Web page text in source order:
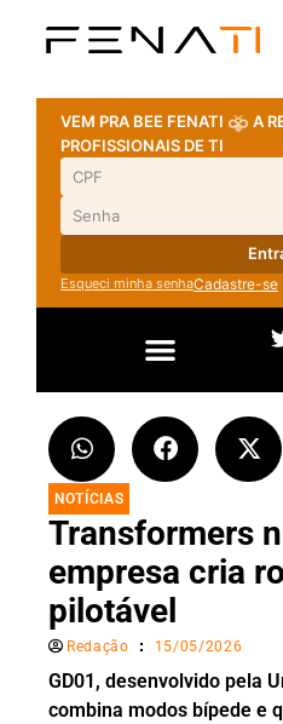
VEM PRA BEE FENATI
A
PROFISSIONAIS DE TI
Esqueci minha senhaCadastre-se
NOTÍCIAS
Transformers
empresa cria
pilotável
Redação 15/05/2026
GD01, desenvolvido pela
combina modos bípede e